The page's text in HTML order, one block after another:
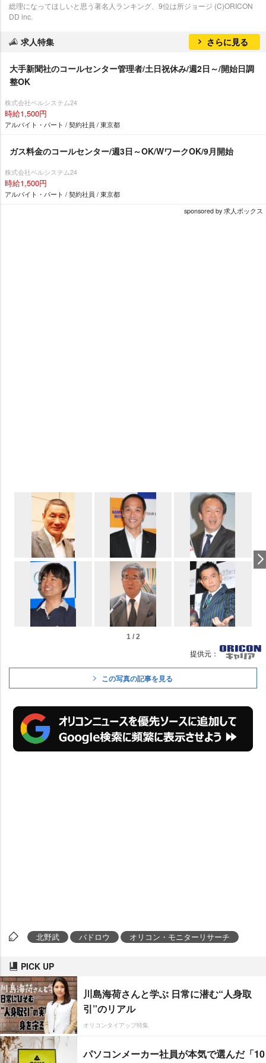
総理になってほしいと思う著名人ランキング、9位は所ジョージ (C)ORICON
DD inc.
求人特集 さらに見る
大手新聞社のコールセンター管理者/土日祝休み/週2日～/開始日調
整OK
株式会社ベルシステム24
時給1,500円
アルバイト・パート / 契約社員 / 東京都
ガス料金のコールセンター/週3日～OK/WワークOK/9月開始
株式会社ベルシステム24
時給1,500円
アルバイト・パート / 契約社員 / 東京都
sponsored by 求人ボックス
1 / 2
提供元：
この写真の記事を見る
北野武 バドロウ オリコン・モニターリサーチ
PICK UP
川島海荷さんと学ぶ 日常に潜む“人身取
引”のリアル
オリコンタイアップ特集
パソコンメーカー社員が本気で選んだ「10